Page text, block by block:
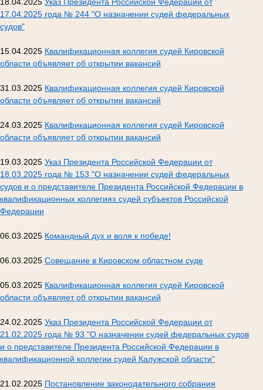
17.04.2025 года № 244 "О назначении судей федеральных
судов"
15.04.2025 Квалификационная коллегия судей Кировской
области объявляет об открытии вакансий
31.03.2025 Квалификационная коллегия судей Кировской
области объявляет об открытии вакансий
24.03.2025 Квалификационная коллегия судей Кировской
области объявляет об открытии вакансий
19.03.2025 Указ Президента Российской Федерации от
18.03.2025 года № 153 "О назначении судей федеральных
судов и о представителе Президента Российской Федерации в
квалификационных коллегиях судей субъектов Российской
Федерации
06.03.2025 Командный дух и воля к победе!
06.03.2025 Совещание в Кировском областном суде
05.03.2025 Квалификационная коллегия судей Кировской
области объявляет об открытии вакансий
24.02.2025 Указ Президента Российской Федерации от
21.02.2025 года № 93 "О назначении судей федеральных судов
и о представителе Президента Российской Федерации в
квалификационной коллегии судей Калужской области"
21.02.2025 Постановление законодательного собрания